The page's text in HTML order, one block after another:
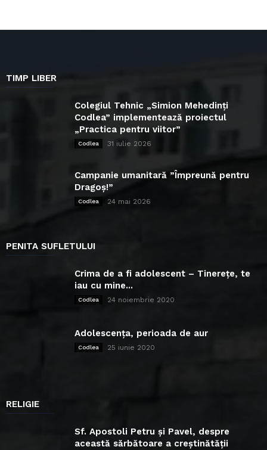
TIMP LIBER
Colegiul Tehnic „Simion Mehedinți
Codlea” implementează proiectul
„Practica pentru viitor”
Codlea 31 iulie 2026
Campanie umanitară ”Împreună pentru
Dragoș!”
Codlea 24 mai 2026
PENITA SUFLETULUI
Crima de a fi adolescent – Tinerețe, te
iau cu mine...
Codlea 24 noiembrie 2020
Adolescența, perioada de aur
Codlea 25 iunie 2020
RELIGIE
Sf. Apostoli Petru și Pavel, despre
această sărbătoare a creștinătății